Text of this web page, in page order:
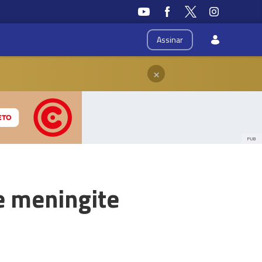
Assinar
×
PUB
meningite